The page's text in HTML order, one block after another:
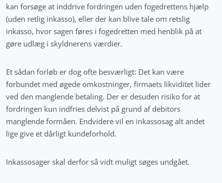
kan forsøge at inddrive fordringen uden fogedrettens hjælp
(uden retlig inkasso), eller der kan blive tale om retslig
inkasso, hvor sagen føres i fogedretten med henblik på at
gøre udlæg i skyldnerens værdier.
Et sådan forløb er dog ofte besværligt: Det kan være
forbundet med øgede omkostninger, firmaets likviditet lider
ved den manglende betaling. Der er desuden risiko for at
fordringen kun indfries delvist på grund af debitors
manglende formåen. Endvidere vil en inkassosag alt andet
lige give et dårligt kundeforhold.
Inkassosager skal derfor så vidt muligt søges undgået.